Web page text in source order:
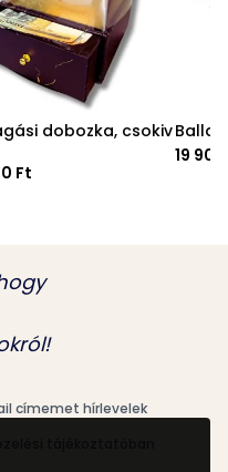
dobozka, csokiv
Ft
19
címemet hírlevelek